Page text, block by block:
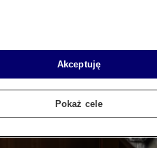
Akceptuję
Pokaż cele